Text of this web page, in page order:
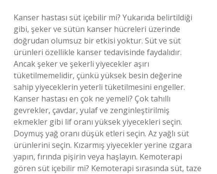
Kanser hastası süt içebilir mi? Yukarıda belirtildiği
gibi, şeker ve sütün kanser hücreleri üzerinde
doğrudan olumsuz bir etkisi yoktur. Süt ve süt
ürünleri özellikle kanser tedavisinde faydalıdır.
Ancak şeker ve şekerli yiyecekler aşırı
tüketilmemelidir, çünkü yüksek besin değerine
sahip yiyeceklerin yeterli tüketilmesini engeller.
Kanser hastası en çok ne yemeli? Çok tahıllı
gevrekler, çavdar, yulaf ve zenginleştirilmiş
ekmekler gibi lif oranı yüksek yiyecekleri seçin.
Doymuş yağ oranı düşük etleri seçin. Az yağlı süt
ürünlerini seçin. Kızarmış yiyecekler yerine ızgara
yapın, fırında pişirin veya haşlayın. Kemoterapi
gören süt içebilir mi? Kemoterapi sırasında süt, taze